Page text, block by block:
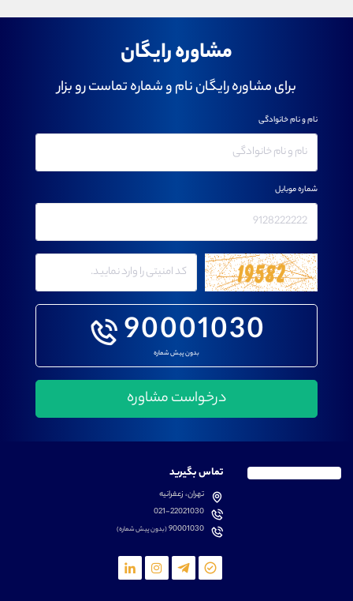
مشاوره رایگان
برای مشاوره رایگان نام و شماره تماست رو بزار
90001030
بدون پیش شماره
نام و نام خانوادگی
شماره موبایل
تماس بگیرید
تهران، زعفرانیه
021-22021030
90001030(بدون پیش شماره)